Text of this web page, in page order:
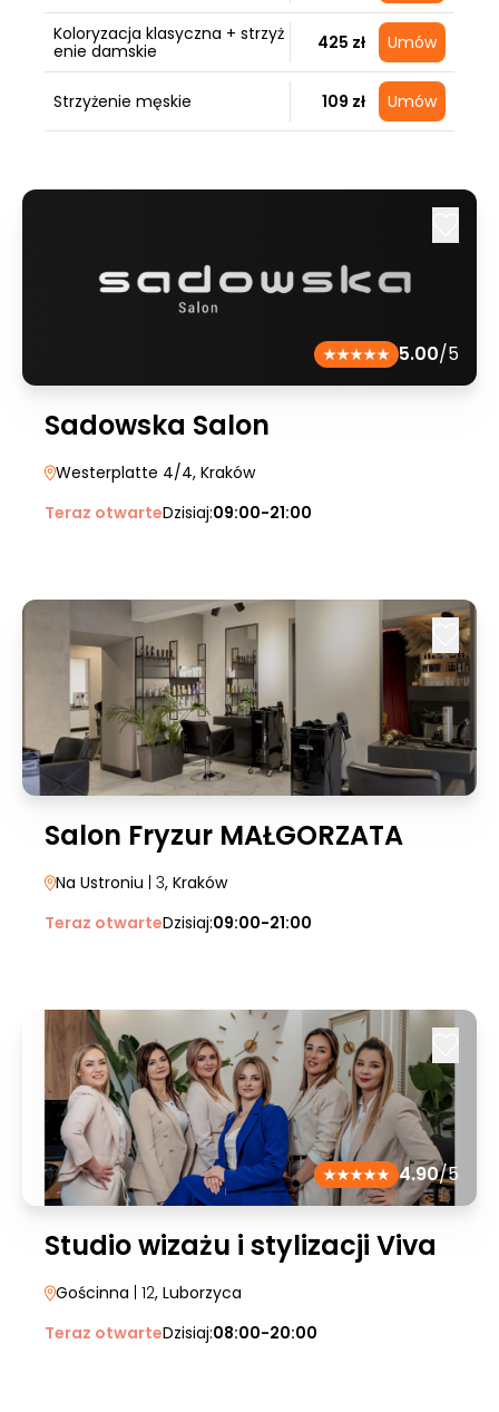
Koloryzacja klasyczna + strzyż
enie damskie
425 zł Umów
Strzyżenie męskie 109 zł Umów
5.00/5
Sadowska Salon
Westerplatte 4/4, Kraków
Teraz otwarteDzisiaj:09:00-21:00
Salon Fryzur MAŁGORZATA
Na Ustroniu | 3, Kraków
Teraz otwarteDzisiaj:09:00-21:00
4.90/5
Studio wizażu i stylizacji Viva
Gościnna | 12, Luborzyca
Teraz otwarteDzisiaj:08:00-20:00